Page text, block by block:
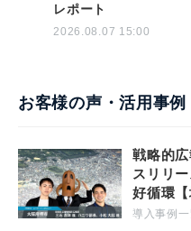
レポート
2026.08.07 15:00
お客様の声・活用事例
戦略的
スリリ
好循環【
導入事例